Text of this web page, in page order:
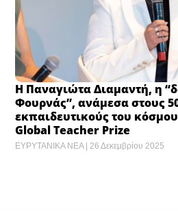
Η Παναγιώτα Διαμαντή, η
Φουρνάς”, ανάμεσα στους
εκπαιδευτικούς του
Global Teacher Prize
ΕΥΡΥΤΑΝΙΚΑ ΝΕΑ 26 Δεκεμβρίου 2025